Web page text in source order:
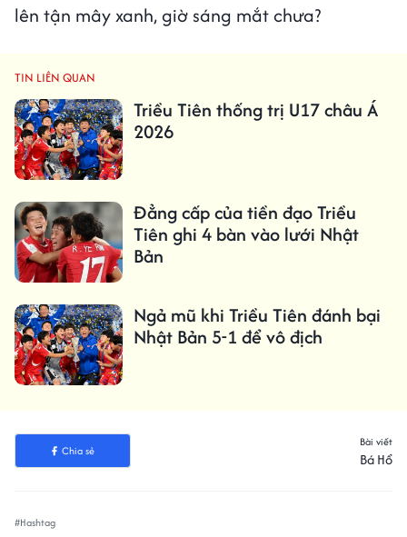
lên tận mây xanh, giờ sáng mắt chưa?
TIN LIÊN QUAN
Triều Tiên thống trị U17 châu Á
2026
Đẳng cấp của tiền đạo Triều
Tiên ghi 4 bàn vào lưới Nhật
Bản
Ngả mũ khi Triều Tiên đánh bại
Nhật Bản 5-1 để vô địch
Chia sẻ
Bài viết
Bá Hổ
#Hashtag